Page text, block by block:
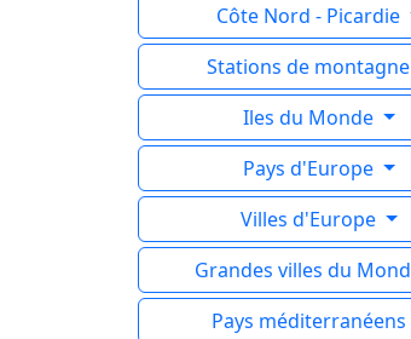
Côte Nord - Picardie
Stations de montagne
Iles du Monde
Pays d'Europe
Villes d'Europe
Grandes villes du
Pays méditerranéens